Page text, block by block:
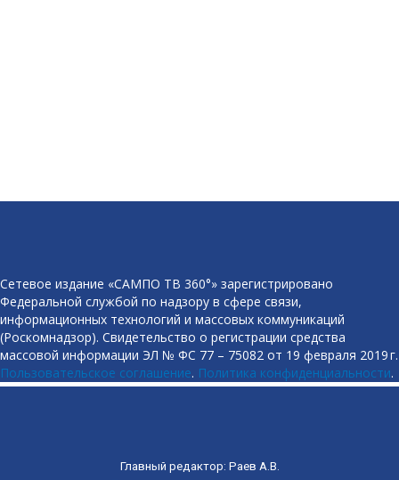
Сетевое издание «САМПО ТВ 360°» зарегистрировано
Федеральной службой по надзору в сфере связи,
информационных технологий и массовых коммуникаций
(Роскомнадзор). Свидетельство о регистрации средства
массовой информации ЭЛ № ФС 77 – 75082 от 19 февраля 2019 г.
Пользовательское соглашение. Политика конфиденциальности.
Главный редактор: Раев А.В.